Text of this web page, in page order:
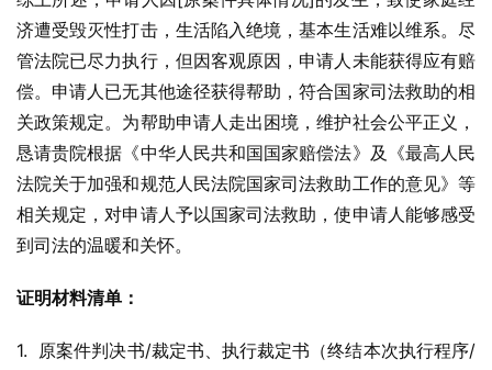
济遭受毁灭性打击，生活陷入绝境，基本生活难以维系。尽
管法院已尽力执行，但因客观原因，申请人未能获得应有赔
偿。申请人已无其他途径获得帮助，符合国家司法救助的相
关政策规定。为帮助申请人走出困境，维护社会公平正义，
恳请贵院根据《中华人民共和国国家赔偿法》及《最高人民
法院关于加强和规范人民法院国家司法救助工作的意见》等
相关规定，对申请人予以国家司法救助，使申请人能够感受
到司法的温暖和关怀。
证明材料清单：
1.  原案件判决书/裁定书、执行裁定书（终结本次执行程序/